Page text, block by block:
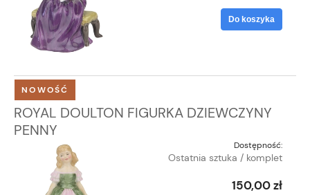
Do koszyka
ROYAL DOULTON FIGURKA DZIEWCZYNY
PENNY
Dostępność:
Ostatnia sztuka / komplet
150,00 zł
NOWOŚĆ